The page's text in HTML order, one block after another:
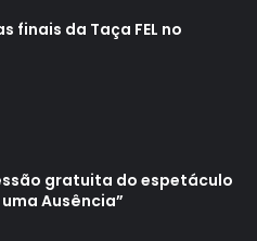
finais da Taça FEL no
gratuita do espetáculo
Ausência”